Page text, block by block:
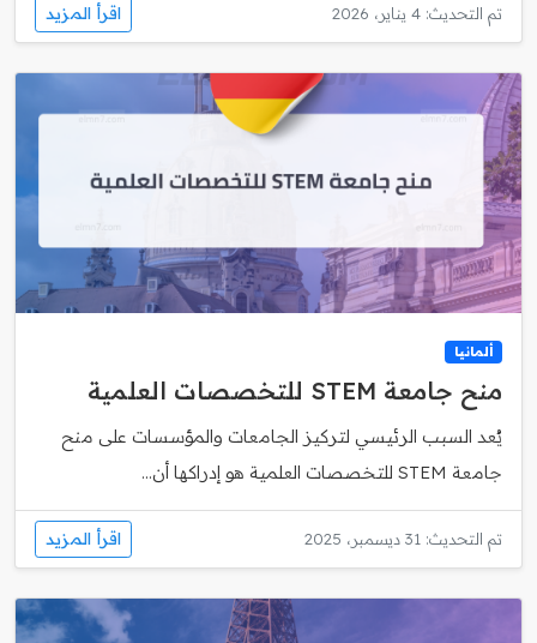
تم التحديث: 4 يناير، 2026 اقرأ المزيد
ألمانيا
منح جامعة STEM للتخصصات العلمية
يُعد السبب الرئيسي لتركيز الجامعات والمؤسسات على منح
جامعة STEM للتخصصات العلمية هو إدراكها أن...
تم التحديث: 31 ديسمبر، 2025 اقرأ المزيد